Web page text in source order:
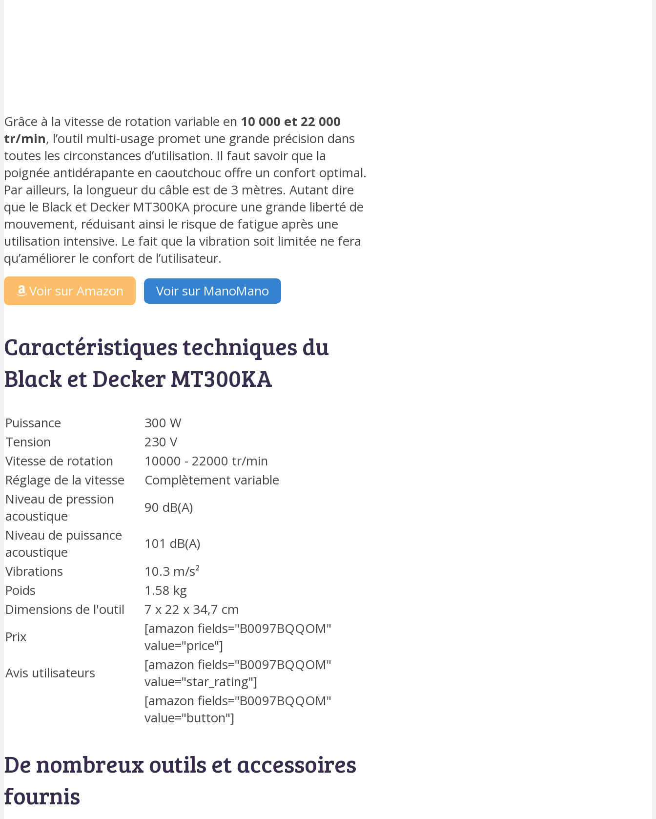
Grâce à la vitesse de rotation variable en 10 000 et 22 000
tr/min, l’outil multi-usage promet une grande précision dans
toutes les circonstances d’utilisation. Il faut savoir que la
poignée antidérapante en caoutchouc offre un confort optimal.
Par ailleurs, la longueur du câble est de 3 mètres. Autant dire
que le Black et Decker MT300KA procure une grande liberté de
mouvement, réduisant ainsi le risque de fatigue après une
utilisation intensive. Le fait que la vibration soit limitée ne fera
qu’améliorer le confort de l’utilisateur.
Voir sur Amazon
Voir sur ManoMano
Caractéristiques techniques du
Black et Decker MT300KA
Puissance
300 W
Tension
230 V
Vitesse de rotation
10000 - 22000 tr/min
Réglage de la vitesse
Complètement variable
Niveau de pression
acoustique
90 dB(A)
Niveau de puissance
acoustique
101 dB(A)
Vibrations
10.3 m/s²
Poids
1.58 kg
Dimensions de l'outil
7 x 22 x 34,7 cm
Prix
[amazon fields="B0097BQQOM"
value="price"]
Avis utilisateurs
[amazon fields="B0097BQQOM"
value="star_rating"]
[amazon fields="B0097BQQOM"
value="button"]
De nombreux outils et accessoires
fournis